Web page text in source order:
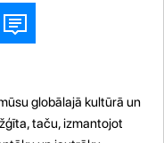
globālajā kultūrā un
taču, izmantojot